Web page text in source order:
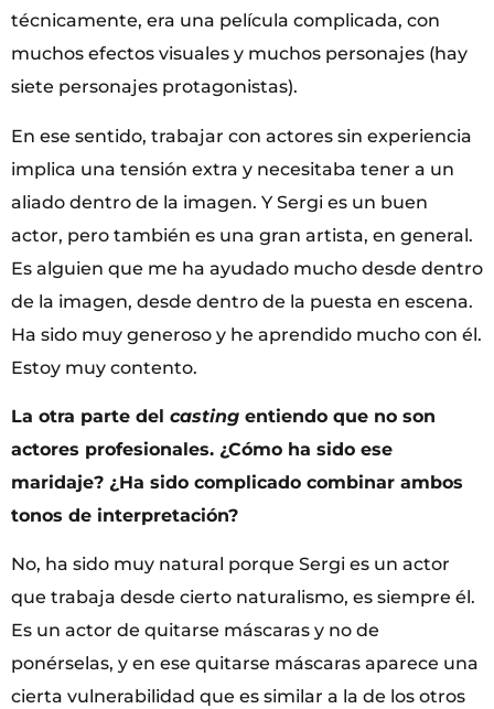
técnicamente, era una película complicada, con
muchos efectos visuales y muchos personajes (hay
siete personajes protagonistas).
En ese sentido, trabajar con actores sin experiencia
implica una tensión extra y necesitaba tener a un
aliado dentro de la imagen. Y Sergi es un buen
actor, pero también es una gran artista, en general.
Es alguien que me ha ayudado mucho desde dentro
de la imagen, desde dentro de la puesta en escena.
Ha sido muy generoso y he aprendido mucho con él.
Estoy muy contento.
La otra parte del casting entiendo que no son
actores profesionales. ¿Cómo ha sido ese
maridaje? ¿Ha sido complicado combinar ambos
tonos de interpretación?
No, ha sido muy natural porque Sergi es un actor
que trabaja desde cierto naturalismo, es siempre él.
Es un actor de quitarse máscaras y no de
ponérselas, y en ese quitarse máscaras aparece una
cierta vulnerabilidad que es similar a la de los otros